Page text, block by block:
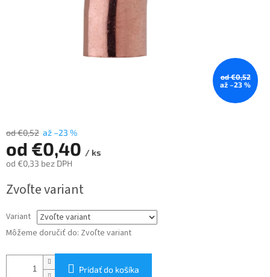
od €0,52
až –23 %
od €0,52 až –23 %
od €0,40 / ks
od €0,33 bez DPH
cena:
Zvoľte variant
Variant
Môžeme doručiť do: Zvoľte variant
Pridať do košíka